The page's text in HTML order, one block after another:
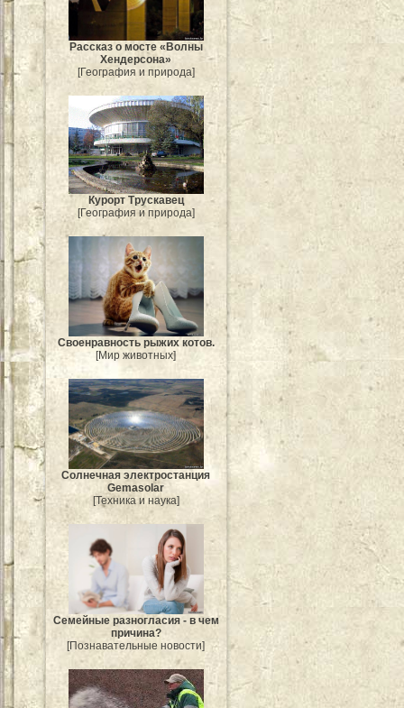
Рассказ о мосте «Волны
Хендерсона»
[География и природа]
Курорт Трускавец
[География и природа]
Своенравность рыжих котов.
[Мир животных]
Солнечная электростанция
Gemasolar
[Техника и наука]
Семейные разногласия - в чем
причина?
[Познавательные новости]